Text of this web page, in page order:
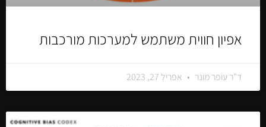
אפיון חווית משתמש למערכות מורכבות
ד"ר עופר מונר אפריל 27, 2023